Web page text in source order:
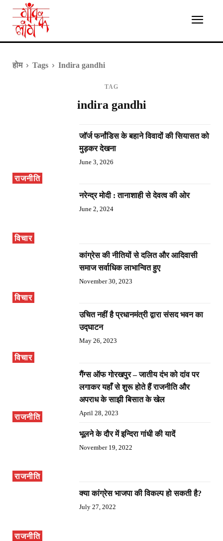
होम Tags Indira gandhi
TAG
indira gandhi
राजनीति
जॉर्ज फर्नांडिस के बहाने विवादों की सियासत को
मुड़कर देखना
June 3, 2026
विचार
नरेन्द्र मोदी : तानाशाही से देवत्व की ओर
June 2, 2024
विचार
कांग्रेस की नीतियों से दलित और आदिवासी
समाज सर्वाधिक लाभान्वित हुए
November 30, 2023
विचार
उचित नहीं है प्रधानमंत्री द्वारा संसद भवन का
उद्घाटन
May 26, 2023
राजनीति
गैंग्स ऑफ गोरखपुर – जातीय दंभ को दांव पर
लगाकर यहाँ से शुरू होते हैं राजनीति और
अपराध के साझी बिसात के खेल
April 28, 2023
राजनीति
भूलने के दौर में इन्दिरा गांधी की यादें
November 19, 2022
राजनीति
क्या कांग्रेस भाजपा की विकल्प हो सकती है?
July 27, 2022